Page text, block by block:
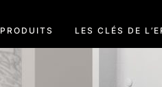
PRODUITS LES CLÉS DE